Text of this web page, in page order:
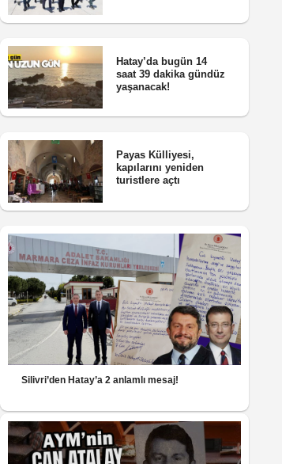
Hatay’da bugün 14
saat 39 dakika gündüz
yaşanacak!
Payas Külliyesi,
kapılarını yeniden
turistlere açtı
Silivri’den Hatay’a 2 anlamlı mesaj!